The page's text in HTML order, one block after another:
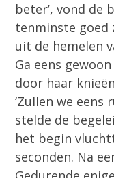
beter’, vond de
tenminste goed
uit de hemelen
Ga eens
door haar
‘Zullen we eens
stelde de
het begin
seconden. Na